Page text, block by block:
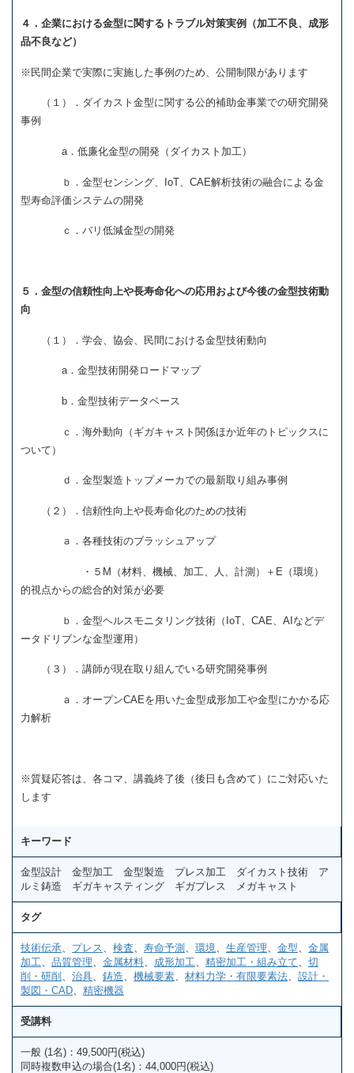
４．企業における金型に関するトラブル対策実例（加工不良、成形
品不良など）
※民間企業で実際に実施した事例のため、公開制限があります
（１）．ダイカスト金型に関する公的補助金事業での研究開発
事例
a．低廉化金型の開発（ダイカスト加工）
ｂ．金型センシング、IoT、CAE解析技術の融合による金
型寿命評価システムの開発
ｃ．バリ低減金型の開発
５．金型の信頼性向上や長寿命化への応用および今後の金型技術動
向
（１）．学会、協会、民間における金型技術動向
a．金型技術開発ロードマップ
b．金型技術データベース
ｃ．海外動向（ギガキャスト関係ほか近年のトピックスに
ついて）
ｄ．金型製造トップメーカでの最新取り組み事例
（２）．信頼性向上や長寿命化のための技術
ａ．各種技術のブラッシュアップ
・５M（材料、機械、加工、人、計測）＋E（環境）
的視点からの総合的対策が必要
ｂ．金型ヘルスモニタリング技術（IoT、CAE、AIなどデ
ータドリブンな金型運用）
（３）．講師が現在取り組んでいる研究開発事例
ａ．オープンCAEを用いた金型成形加工や金型にかかる応
力解析
※質疑応答は、各コマ、講義終了後（後日も含めて）にご対応いた
します
キーワード
金型設計 金型加工 金型製造 プレス加工 ダイカスト技術 ア
ルミ鋳造 ギガキャスティング ギガプレス メガキャスト
タグ
技術伝承、 プレス、 検査、 寿命予測 、 環境、 生産管理、 金型、 金属
加工、 品質管理、 金属材料、 成形加工、 精密加工・組み立て、 切
削・研削 、 治具、 鋳造、 機械要素、 材料力学・有限要素法、 設計・
製図・CAD、 精密機器
受講料
一般 (1名)：49,500円(税込)
同時複数申込の場合(1名)：44,000円(税込)